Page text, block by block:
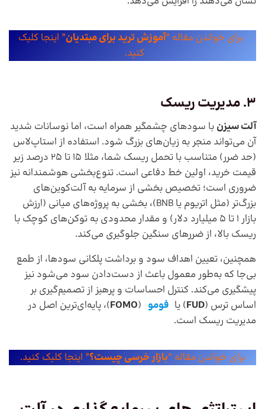
برای خواندن مقاله “آموزش ترید برای مبتدیان” اینجا کلیک
کنید.
3. مدیریت ریسک
آلت سیزن با سودهای چشمگیر همراه است، اما نوسانات شدید
آن می‌تواند منجر به زیان‌های بزرگ شود. استفاده از استاپ‌لاس
(حد ضرر) متناسب با تحمل ریسک شما، مثلا ۱۵ تا ۲۵ درصد زیر
قیمت خرید، اولین خط دفاعی است. تنوع‌بخشی هوشمندانه نیز
ضروری است؛ تخصیص بخشی از سرمایه به آلت‌کوین‌های
بزرگ‌تر (مثل اتریوم یا BNB)، بخشی به پروژه‌های میانی (ارزش
بازار ۱ تا ۵ میلیارد دلار) و مقدار محدودی به توکن‌های کوچک با
ریسک بالا، از ضررهای سنگین جلوگیری می‌کند.
همچنین، تعیین اهداف سود و برداشت پلکانی سودها، از طمع
بی‌جا که به‌طور معمول باعث از دست‌دادن سود می‌شود نیز
پیشگیری می‌کند. کنترل احساسات و پرهیز از تصمیم‌گیری بر
اساس ترس (FUD) یا فومو (
FOMO)، پایه‌ای‌ترین اصل در
مدیریت ریسک است.
برای خواندن مقاله “بازار خرسی چیست؟” اینجا کلیک کنید.